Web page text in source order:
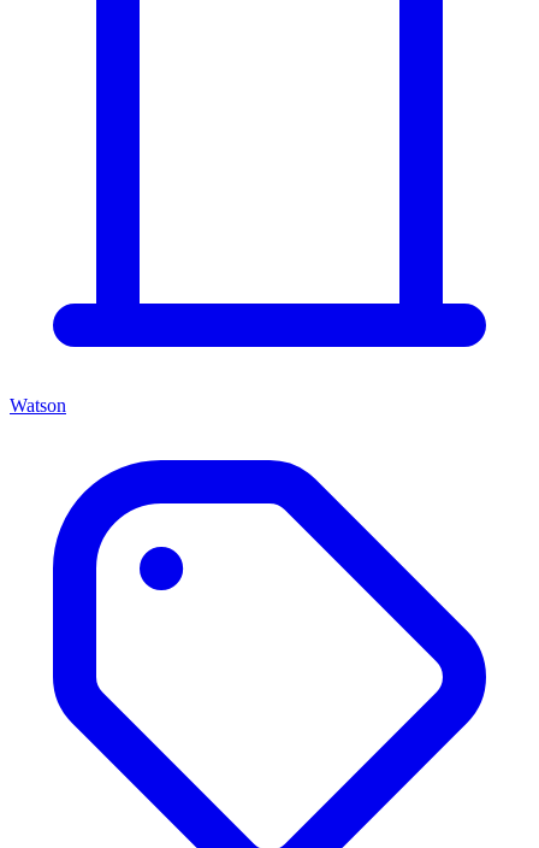
Watson